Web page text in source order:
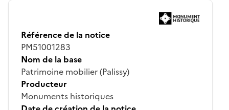
Référence de la notice
PM51001283
Nom de la base
Patrimoine mobilier (Palissy)
Producteur
Monuments historiques